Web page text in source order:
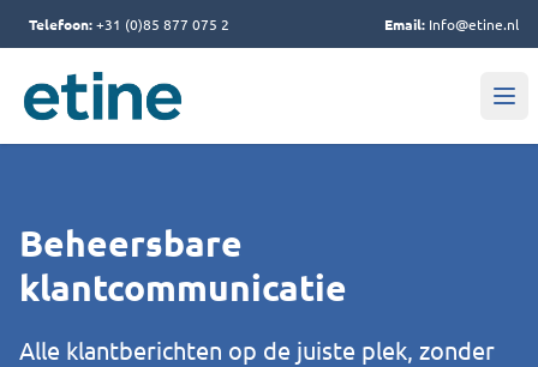
Telefoon:+31 (0)85 877 075 2 Email: Info@etine.nl
Beheersbare
klantcommunicatie
Alle klantberichten op de juiste plek, zonder